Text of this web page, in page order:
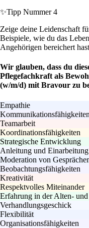
✨Tipp Nummer 4
Zeige deine Leidenschaft
Beispiele, wie du das
Angehörigen bereichert
Wir glauben, dass du
Pflegefachkraft als
(w/m/d) mit Bravour zu
Empathie
Kommunikationsfähigkeiten
Teamarbeit
Koordinationsfähigkeiten
Strategische Entwicklung
Anleitung und Einarbeitung
Moderation von
Beobachtungsfähigkeiten
Kreativität
Respektvolles Miteinander
Erfahrung in der Alten-
Verhandlungsgeschick
Flexibilität
Organisationsfähigkeiten